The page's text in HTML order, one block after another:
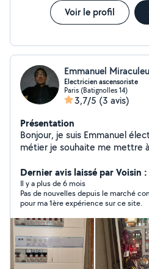
Voir le profil
Electricien ascensoriste
Paris (Batignolles 14)
3,7/5 (3 avis)
Présentation
Bonjour, je suis Emmanuel
métier je souhaite me mettre
Dernier avis laissé par Voisin
Il y a plus de 6 mois
Pas de nouvelles depuis le marché
pour ma 1ère expérience sur ce site.